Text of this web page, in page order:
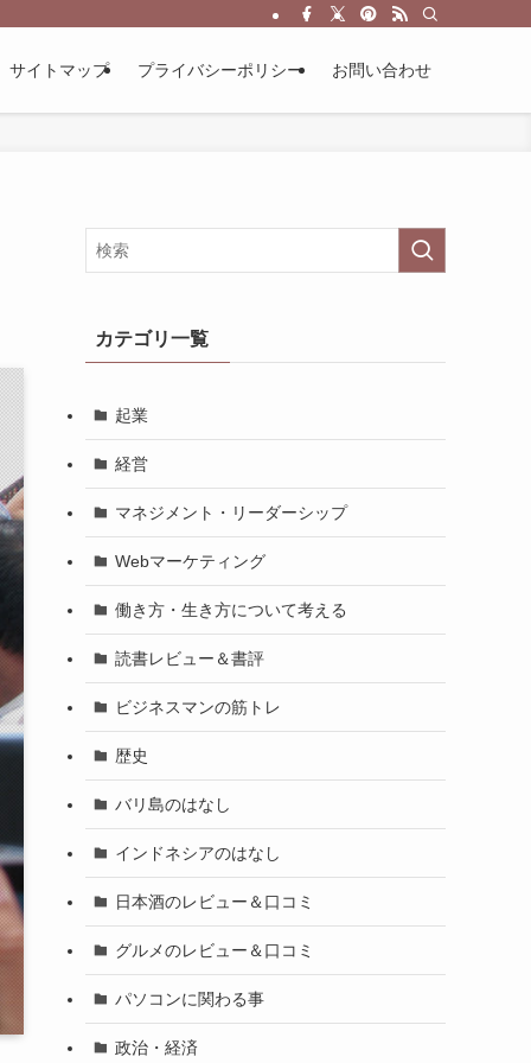
サイトマップ プライバシーポリシー お問い合わせ
カテゴリ一覧
起業
経営
マネジメント・リーダーシップ
Webマーケティング
働き方・生き方について考える
読書レビュー＆書評
ビジネスマンの筋トレ
歴史
バリ島のはなし
インドネシアのはなし
日本酒のレビュー＆口コミ
グルメのレビュー＆口コミ
パソコンに関わる事
政治・経済